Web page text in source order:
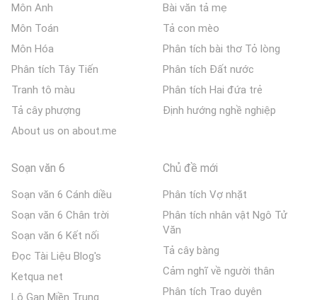
Môn Anh
Môn Toán
Môn Hóa
Phân tích Tây Tiến
Tranh tô màu
Tả cây phượng
About us on about.me
Bài văn tả mẹ
Tả con mèo
Phân tích bài thơ Tỏ lòng
Phân tích Đất nước
Phân tích Hai đứa trẻ
Định hướng nghề nghiệp
Soạn văn 6
Soạn văn 6 Cánh diều
Soạn văn 6 Chân trời
Soạn văn 6 Kết nối
Đọc Tài Liệu Blog's
Ketqua net
Lô Gan Miền Trung
Chủ đề mới
Phân tích Vợ nhặt
Phân tích nhân vật Ngô Tử
Văn
Tả cây bàng
Cảm nghĩ về người thân
Phân tích Trao duyên